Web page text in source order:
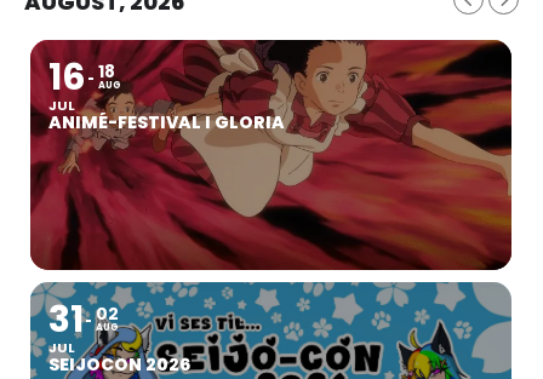
16
JUL
18
AUG
ANIMÉ-FESTIVAL I GLORIA
31
JUL
02
AUG
SEIJOCON 2026